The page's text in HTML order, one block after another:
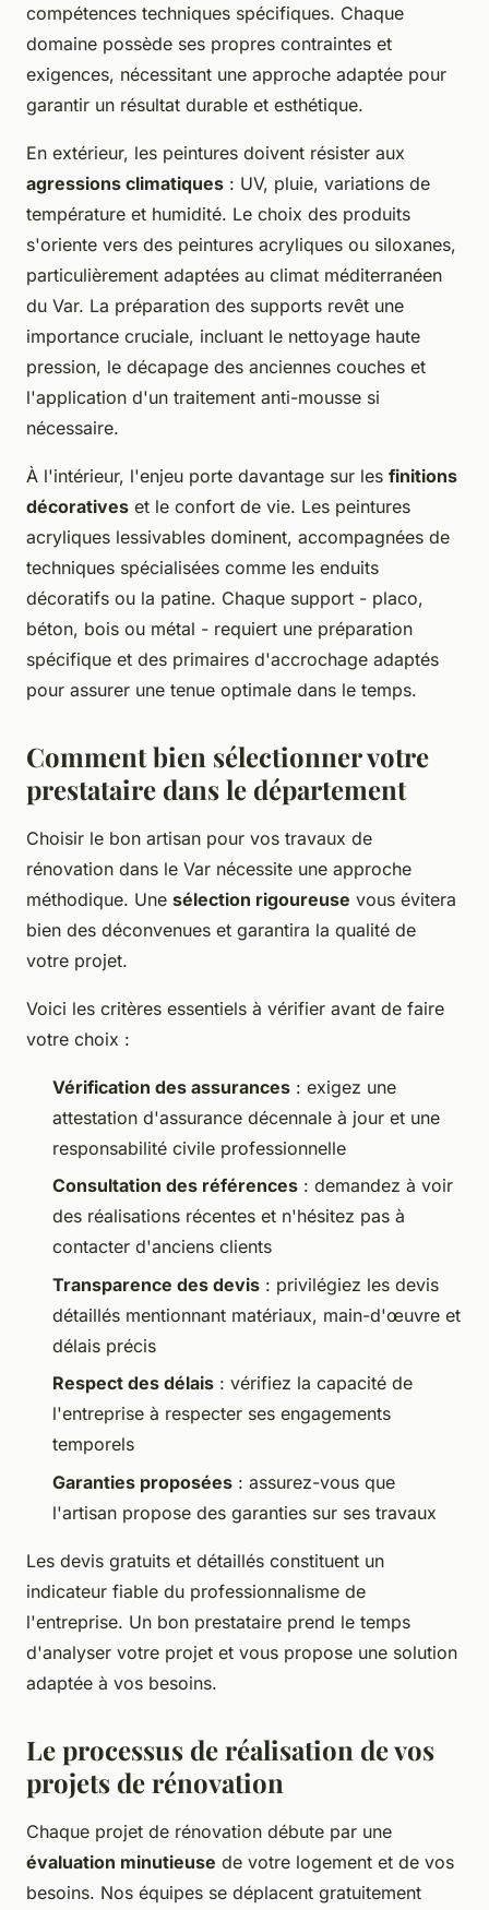
compétences techniques spécifiques. Chaque
domaine possède ses propres contraintes et
exigences, nécessitant une approche adaptée pour
garantir un résultat durable et esthétique.
En extérieur, les peintures doivent résister aux
agressions climatiques : UV, pluie, variations de
température et humidité. Le choix des produits
s'oriente vers des peintures acryliques ou siloxanes,
particulièrement adaptées au climat méditerranéen
du Var. La préparation des supports revêt une
importance cruciale, incluant le nettoyage haute
pression, le décapage des anciennes couches et
l'application d'un traitement anti-mousse si
nécessaire.
À l'intérieur, l'enjeu porte davantage sur les finitions
décoratives et le confort de vie. Les peintures
acryliques lessivables dominent, accompagnées de
techniques spécialisées comme les enduits
décoratifs ou la patine. Chaque support - placo,
béton, bois ou métal - requiert une préparation
spécifique et des primaires d'accrochage adaptés
pour assurer une tenue optimale dans le temps.
Comment bien sélectionner votre
prestataire dans le département
Choisir le bon artisan pour vos travaux de
rénovation dans le Var nécessite une approche
méthodique. Une sélection rigoureuse vous évitera
bien des déconvenues et garantira la qualité de
votre projet.
Voici les critères essentiels à vérifier avant de faire
votre choix :
Vérification des assurances : exigez une
attestation d'assurance décennale à jour et une
responsabilité civile professionnelle
Consultation des références : demandez à voir
des réalisations récentes et n'hésitez pas à
contacter d'anciens clients
Transparence des devis : privilégiez les devis
détaillés mentionnant matériaux, main-d'œuvre et
délais précis
Respect des délais : vérifiez la capacité de
l'entreprise à respecter ses engagements
temporels
Garanties proposées : assurez-vous que
l'artisan propose des garanties sur ses travaux
Les devis gratuits et détaillés constituent un
indicateur fiable du professionnalisme de
l'entreprise. Un bon prestataire prend le temps
d'analyser votre projet et vous propose une solution
adaptée à vos besoins.
Le processus de réalisation de vos
projets de rénovation
Chaque projet de rénovation débute par une
évaluation minutieuse de votre logement et de vos
besoins. Nos équipes se déplacent gratuitement